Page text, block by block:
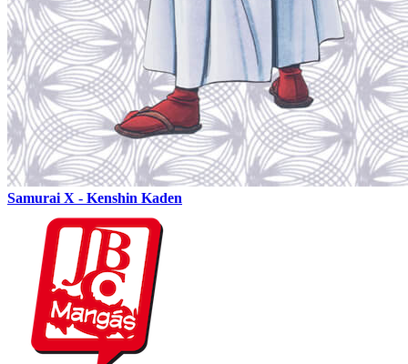
Samurai X - Kenshin Kaden